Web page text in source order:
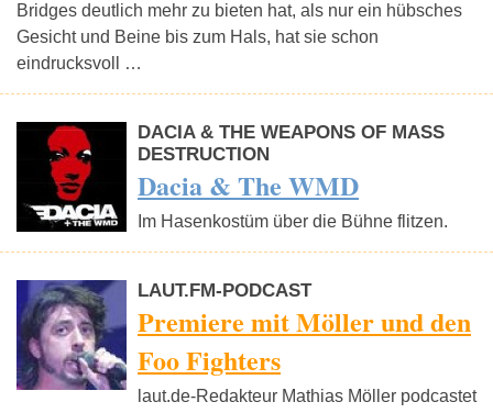
Bridges deutlich mehr zu bieten hat, als nur ein hübsches
Gesicht und Beine bis zum Hals, hat sie schon
eindrucksvoll …
DACIA & THE WEAPONS OF MASS
DESTRUCTION
Dacia & The WMD
Im Hasenkostüm über die Bühne flitzen.
LAUT.FM-PODCAST
Premiere mit Möller und den
Foo Fighters
laut.de-Redakteur Mathias Möller podcastet